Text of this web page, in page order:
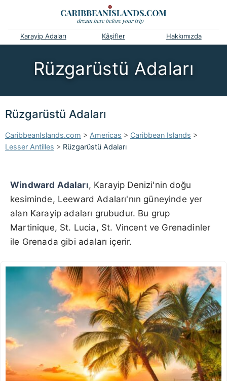
Karayip Adaları Kâşifler Hakkımızda
Rüzgarüstü Adaları
Rüzgarüstü Adaları
CaribbeanIslands.com > Americas > Caribbean Islands >
Lesser Antilles > Rüzgarüstü Adaları
Windward Adaları, Karayip Denizi'nin doğu
kesiminde, Leeward Adaları'nın güneyinde yer
alan Karayip adaları grubudur. Bu grup
Martinique, St. Lucia, St. Vincent ve Grenadinler
ile Grenada gibi adaları içerir.